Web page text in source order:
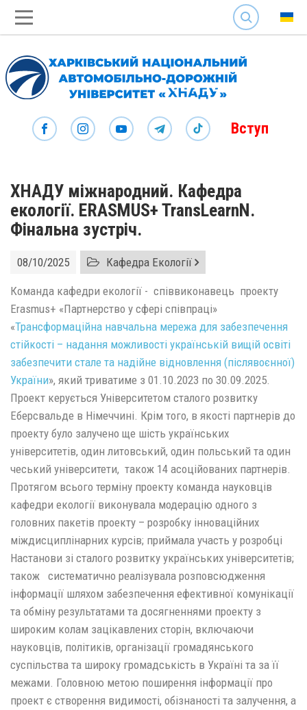
SEARCH
Вступ
ХНАДУ міжнародний. Кафедра
екології. ERASMUS+ TransLearnN.
Фінальна зустріч.
08/10/2025 Кафедра Екології
Команда кафедри екології - співвиконавець проекту
Erasmus+ «Партнерство у сфері співпраці»
«Трансформаційна навчальна мережа для забезпечення
стійкості – надання можливості українській вищій освіті
забезпечити стале та надійне відновлення (післявоєнної)
України», який триватиме з 01.10.2023 по 30.09.2025.
Проект керується Університетом сталого розвитку
Еберсвальде в Німеччині. Крім того, в якості партнерів до
проекту було залучено ще шість українських
університетів, один литовський, один польський та один
чеський університети, також 14 асоційованих партнерів.
Протягом всього терміну проекту команда науковців
кафедри екології виконувала модерацію одного з
головних пакетів проекту – розробку інноваційних
міждисциплінарних курсів; приймала участь у розробці
Настанови зі сталого розвитку українських університетів;
також систематично реалізувала розповсюдження
інформації шляхом забезпечення ефективної комунікації
та обміну результатами та досягненнями проекту з
широким колам зацікавлених сторін, включаючи
науковців, політиків, організації громадянського
суспільства та широку громадськість в Україні та за її
межами. Головною метою поширення інформації про
проект є створення видимості, обізнаності та залучення, а